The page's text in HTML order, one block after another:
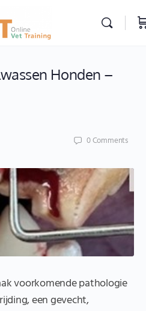
Honden –
0Comments
voorkomende pathologie
een gevecht,